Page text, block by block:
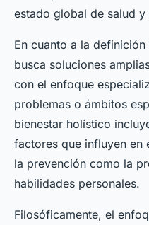
estado global de salud
En cuanto a la
busca soluciones
con el enfoque
problemas o ámbitos
bienestar holístico
factores que influyen en
la prevención como la
habilidades personales.
Filosóficamente, el